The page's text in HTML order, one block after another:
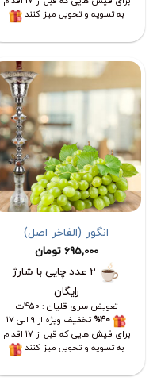
به تسویه و تحویل میز کنند
انگور (الفاخر اصل)
695,000 تومان
2 عدد چایی با شارژ
رایگان
تعویض سری قلیان : 450ت
%40
تخفیف ویژه از 9 الی 17
برای فیش هایی که قبل از 17 اقدام
به تسویه و تحویل میز کنند